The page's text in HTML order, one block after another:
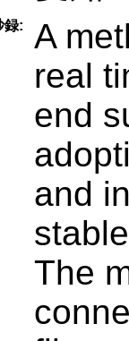
録:
A
real
end
and
The